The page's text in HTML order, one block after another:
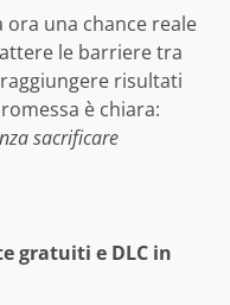
una chance reale
le barriere tra
risultati
è chiara:
sacrificare
gratuiti e DLC in